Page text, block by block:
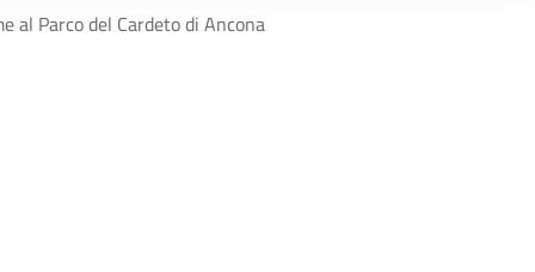
al Parco del Cardeto di Ancona